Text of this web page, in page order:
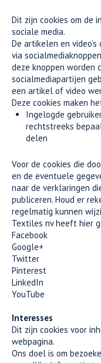
Dit zijn cookies om de
sociale media.
De artikelen en
via
deze knoppen worden
socialmediapartijen
een artikel of video
Deze cookies maken
Ingelogde
rechtstreeks
delen
Voor de cookies die
en de eventuele
naar de verklaringen
publiceren. Houd er
regelmatig kunnen
Textiles nv heeft hier
Facebook
Google+
Twitter
Pinterest
LinkedIn
YouTube
Interesses
Dit zijn cookies voor
webpagina.
Ons doel is om